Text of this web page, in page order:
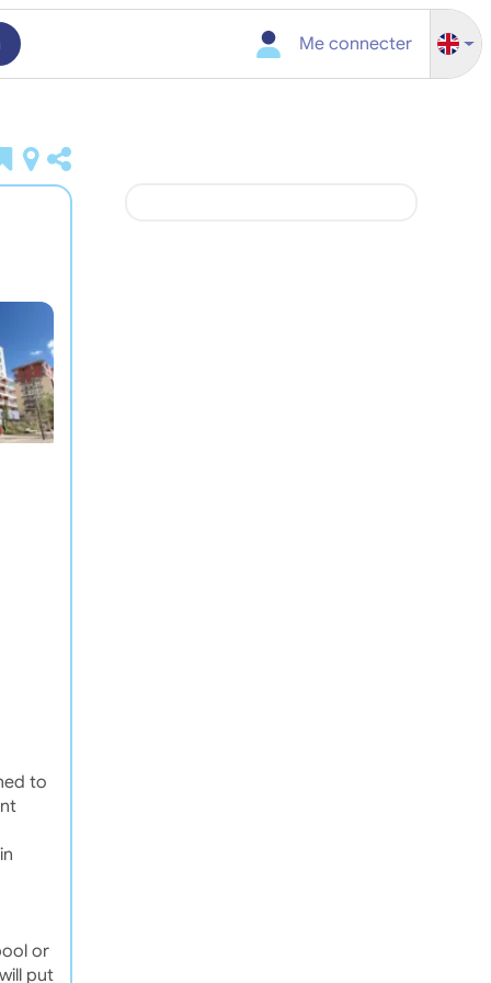
Me connecter
to
or
put